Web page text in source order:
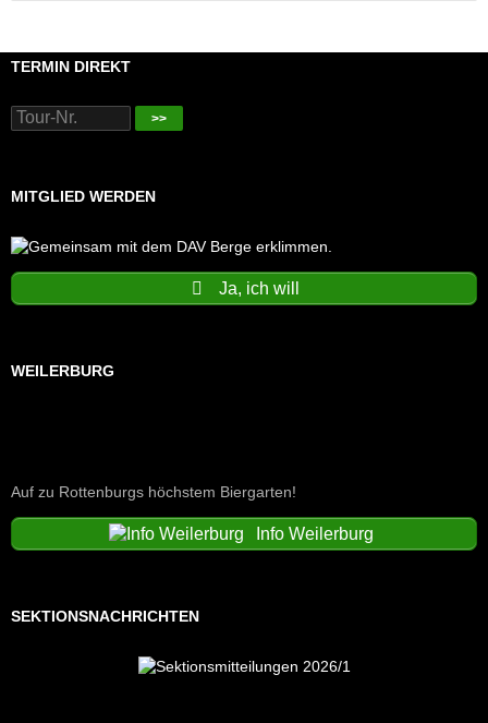
TERMIN DIREKT
>>
MITGLIED WERDEN
Ja, ich will
WEILERBURG
Auf zu Rottenburgs höchstem Biergarten!
Info Weilerburg
SEKTIONSNACHRICHTEN